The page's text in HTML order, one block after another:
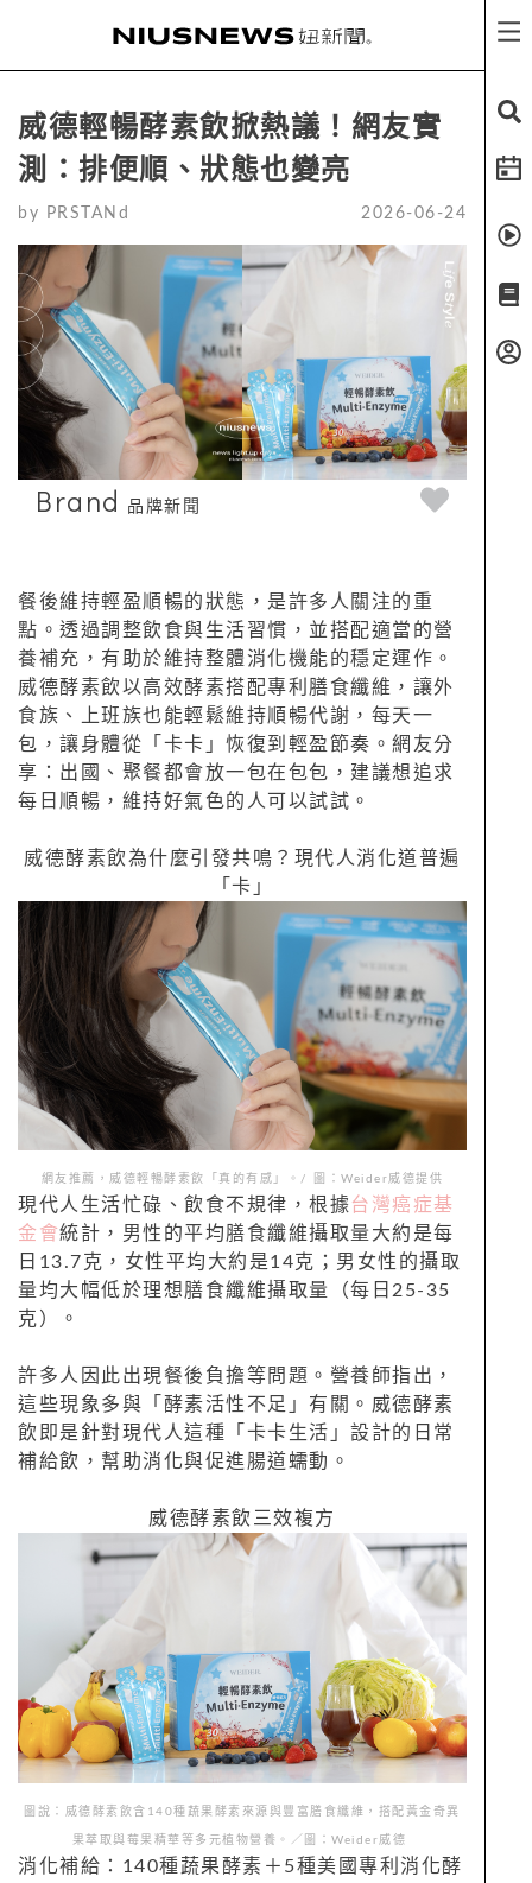
威德輕暢酵素飲掀熱議！網友實
測：排便順、狀態也變亮
by PRSTANd 2026-06-24
Brand 品牌新聞
餐後維持輕盈順暢的狀態，是許多人關注的重
點。透過調整飲食與生活習慣，並搭配適當的營
養補充，有助於維持整體消化機能的穩定運作。
威德酵素飲以高效酵素搭配專利膳食纖維，讓外
食族、上班族也能輕鬆維持順暢代謝，每天一
包，讓身體從「卡卡」恢復到輕盈節奏。網友分
享：出國、聚餐都會放一包在包包，建議想追求
每日順暢，維持好氣色的人可以試試。
威德酵素飲為什麼引發共鳴？現代人消化道普遍
「卡」
網友推薦，威德輕暢酵素飲「真的有感」。/ 圖：Weider威德提供
現代人生活忙碌、飲食不規律，根據台灣癌症基
金會統計，男性的平均膳食纖維攝取量大約是每
日13.7克，女性平均大約是14克；男女性的攝取
量均大幅低於理想膳食纖維攝取量（每日25-35
克）。
許多人因此出現餐後負擔等問題。營養師指出，
這些現象多與「酵素活性不足」有關。威德酵素
飲即是針對現代人這種「卡卡生活」設計的日常
補給飲，幫助消化與促進腸道蠕動。
威德酵素飲三效複方
圖說：威德酵素飲含140種蔬果酵素來源與豐富膳食纖維，搭配黃金奇異
果萃取與莓果精華等多元植物營養。／圖：Weider威德
消化補給：140種蔬果酵素＋5種美國專利消化酵